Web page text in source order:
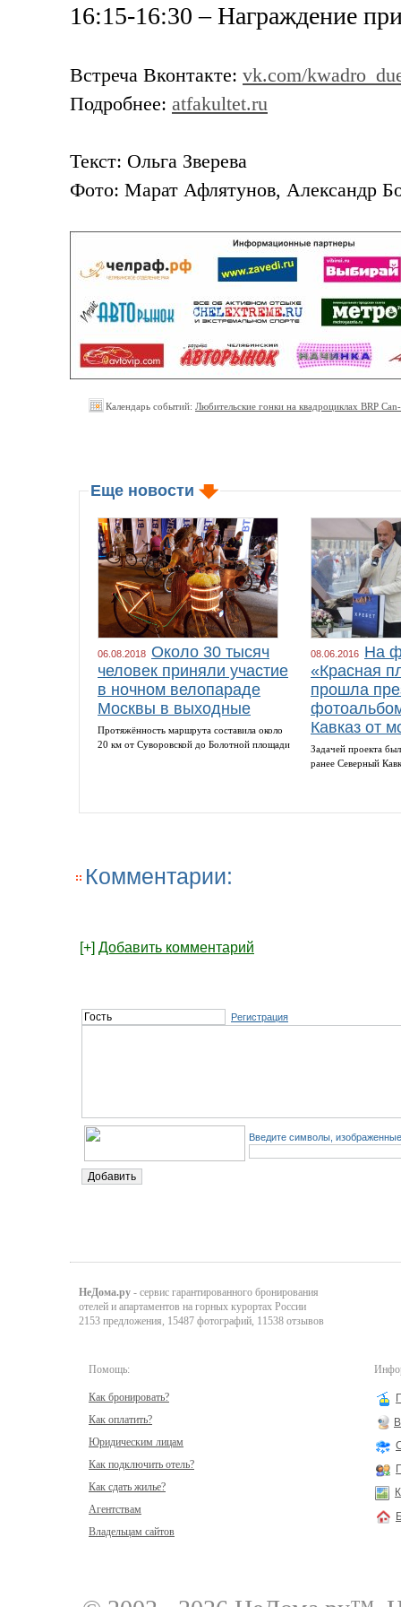
16:15-16:30 – Награждение
Встреча Вконтакте: vk.com/
Подробнее: atfakultet.ru
Текст: Ольга Зверева
Фото: Марат Афлятунов, Александр
Календарь событий: Любительские гонки на квадроциклах BRP
Еще новости
06.08.2018 Около 30 тысяч
человек приняли участие
в ночном велопараде
Москвы в выходные
Протяжённость маршрута составила около
20 км от Суворовской до Болотной площади
08.06.2016 На
«Красная
прошла
Кавказ от
Задачей проекта
ранее Северный
Комментарии:
[+] Добавить комментарий
Регистрация
Введите символы,
НеДома.ру - сервис гарантированного бронирования
отелей и апартаментов на горных курортах России
2153 предложения, 15487 фотографий, 11538 отзывов
Помощь:
Как бронировать?
Как оплатить?
Юридическим лицам
Как подключить отель?
Как сдать жилье?
Агентствам
Владельцам сайтов